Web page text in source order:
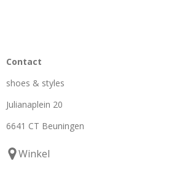
Contact
shoes & styles
Julianaplein 20
6641 CT Beuningen
Winkel